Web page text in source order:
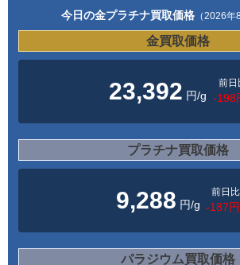
今日の金プラチナ買取価格 （2026年
金買取価格
23,392 円/g
前日
-198
プラチナ買取価格
9,288 円/g
前日比
-187円
パラジウム買取価格